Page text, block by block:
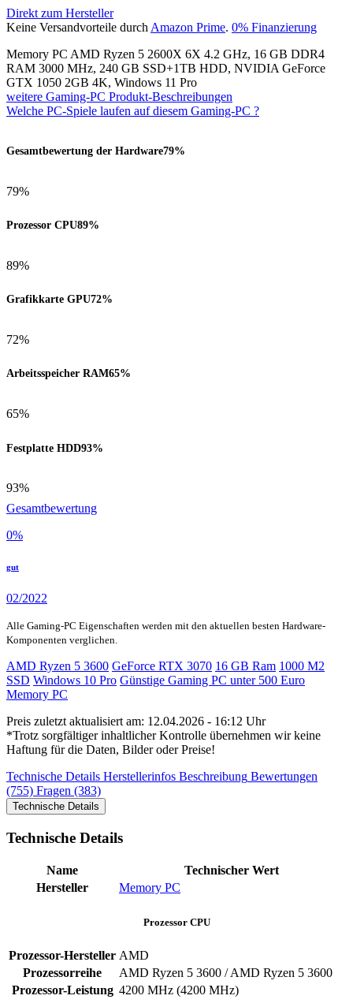
Direkt zum Hersteller
Keine Versandvorteile durch Amazon Prime. 0% Finanzierung
Memory PC AMD Ryzen 5 2600X 6X 4.2 GHz, 16 GB DDR4
RAM 3000 MHz, 240 GB SSD+1TB HDD, NVIDIA GeForce
GTX 1050 2GB 4K, Windows 11 Pro
weitere Gaming-PC Produkt-Beschreibungen
Welche PC-Spiele laufen auf diesem Gaming-PC ?
Gesamtbewertung der Hardware79%
79%
Prozessor CPU89%
89%
Grafikkarte GPU72%
72%
Arbeitsspeicher RAM65%
65%
Festplatte HDD93%
93%
Gesamtbewertung
0%
gut
02/2022
Alle Gaming-PC Eigenschaften werden mit den aktuellen besten Hardware-
Komponenten verglichen.
AMD Ryzen 5 3600 GeForce RTX 3070 16 GB Ram 1000 M2
SSD Windows 10 Pro Günstige Gaming PC unter 500 Euro
Memory PC
Preis zuletzt aktualisiert am: 12.04.2026 - 16:12 Uhr
*Trotz sorgfältiger inhaltlicher Kontrolle übernehmen wir keine
Haftung für die Daten, Bilder oder Preise!
Technische Details Herstellerinfos Beschreibung Bewertungen
(755) Fragen (383)
Technische Details
Technische Details
Name
Technischer Wert
Hersteller
Memory PC
Prozessor CPU
Prozessor-Hersteller ‎AMD
Prozessorreihe
AMD Ryzen 5 3600 / AMD Ryzen 5 3600
Prozessor-Leistung ‎4200 MHz (4200 MHz)